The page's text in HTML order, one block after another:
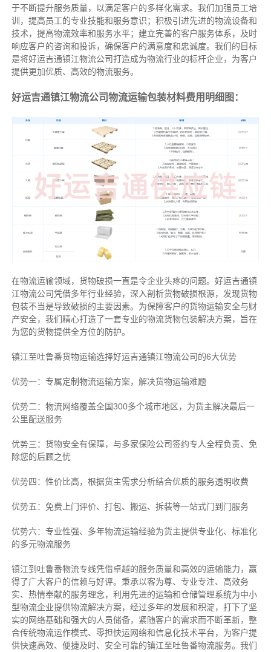
于不断提升服务质量，以满足客户的多样化需求。我们加强员工培
训，提高员工的专业技能和服务意识；积极引进先进的物流设备和
技术，提高物流效率和服务水平；建立完善的客户服务体系，及时
响应客户的咨询和投诉，确保客户的满意度和忠诚度。我们的目标
是将好运吉通镇江物流公司打造成为物流行业的标杆企业，为客户
提供更加优质、高效的物流服务。
好运吉通镇江物流公司物流运输包装材料费用明细图：
在物流运输领域，货物破损一直是令企业头疼的问题。好运吉通镇
江物流公司凭借多年行业经验，深入剖析货物破损根源，发现货物
包装不当是导致破损的主要因素。为保障客户的货物运输安全与财
产安全，我们精心打造了一套专业的物流货物包装解决方案，旨在
为您的货物提供全方位的防护。
镇江至吐鲁番货物运输选择好运吉通镇江物流公司的6大优势
优势一：专属定制物流运输方案，解决货物运输难题
优势二：物流网络覆盖全国300多个城市地区，为货主解决最后一
公里配送服务
优势三：货物安全有保障，与多家保险公司签约专人全程负责、免
除您的后顾之忧
优势四：性价比高，根据货主需求分析结合优质的服务透明收费
优势五：免费上门评价、打包、搬运、拆装等一站式门到门服务
优势六：专业性强、多年物流运输经验为货主提供专业化、标准化
的多元物流服务
镇江到吐鲁番物流专线凭借卓越的服务质量和高效的运输能力，赢
得了广大客户的信赖与好评。 秉承以客为尊、专业专注、高效务
实、热情奉献的服务理念，利用先进的运输和仓储管理系统为中小
型物流企业提供物流解决方案，经过多年的发展和积淀，打下了坚
实的网络基础和强大的人员储备，紧随客户的需求而不断革新，整
合传统物流运作模式、零担快运网络和信息化技术平台，为客户提
供快速高效、便捷及时、安全可靠的镇江至吐鲁番物流服务。 我们